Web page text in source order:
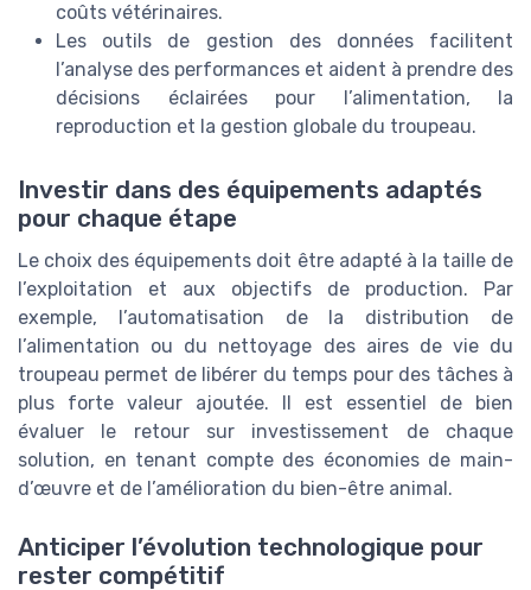
coûts vétérinaires.
Les outils de gestion des données facilitent
l’analyse des performances et aident à prendre des
décisions éclairées pour l’alimentation, la
reproduction et la gestion globale du troupeau.
Investir dans des équipements adaptés
pour chaque étape
Le choix des équipements doit être adapté à la taille de
l’exploitation et aux objectifs de production. Par
exemple, l’automatisation de la distribution de
l’alimentation ou du nettoyage des aires de vie du
troupeau permet de libérer du temps pour des tâches à
plus forte valeur ajoutée. Il est essentiel de bien
évaluer le retour sur investissement de chaque
solution, en tenant compte des économies de main-
d’œuvre et de l’amélioration du bien-être animal.
Anticiper l’évolution technologique pour
rester compétitif